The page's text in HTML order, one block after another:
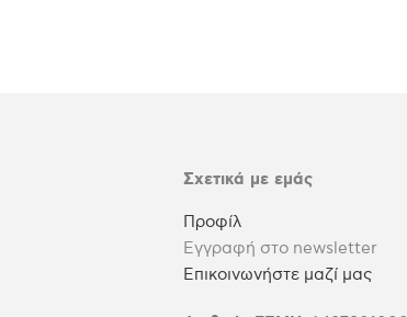
Σχετικά με εμάς
Προφίλ
Εγγραφή στο newsletter
Επικοινωνήστε μαζί μας